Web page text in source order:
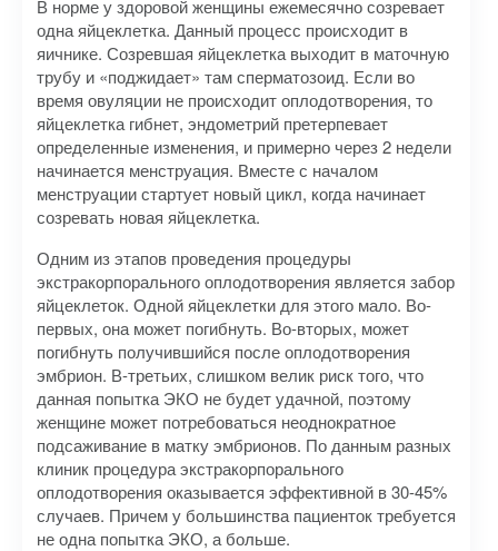
В норме у здоровой женщины ежемесячно созревает
одна яйцеклетка. Данный процесс происходит в
яичнике. Созревшая яйцеклетка выходит в маточную
трубу и «поджидает» там сперматозоид. Если во
время овуляции не происходит оплодотворения, то
яйцеклетка гибнет, эндометрий претерпевает
определенные изменения, и примерно через 2 недели
начинается менструация. Вместе с началом
менструации стартует новый цикл, когда начинает
созревать новая яйцеклетка.
Одним из этапов проведения процедуры
экстракорпорального оплодотворения является забор
яйцеклеток. Одной яйцеклетки для этого мало. Во-
первых, она может погибнуть. Во-вторых, может
погибнуть получившийся после оплодотворения
эмбрион. В-третьих, слишком велик риск того, что
данная попытка ЭКО не будет удачной, поэтому
женщине может потребоваться неоднократное
подсаживание в матку эмбрионов. По данным разных
клиник процедура экстракорпорального
оплодотворения оказывается эффективной в 30-45%
случаев. Причем у большинства пациенток требуется
не одна попытка ЭКО, а больше.